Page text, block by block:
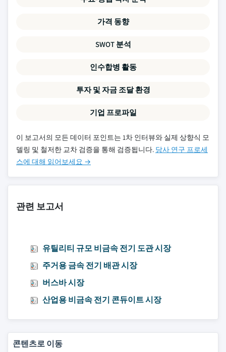
가격 동향
SWOT 분석
인수합병 활동
투자 및 자금 조달 환경
기업 프로파일
이 보고서의 모든 데이터 포인트는 1차 인터뷰와 실제 상향식 모
델링 및 철저한 교차 검증을 통해 검증됩니다. 당사 연구 프로세
스에 대해 읽어보세요 →
관련 보고서
유틸리티 규모 비금속 전기 도관 시장
주거용 금속 전기 배관 시장
버스바 시장
산업용 비금속 전기 콘듀이트 시장
콘텐츠로 이동